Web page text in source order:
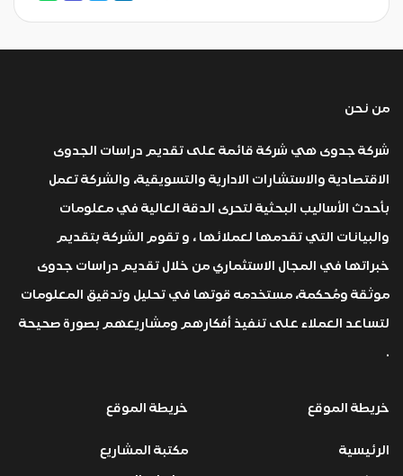
من نحن
شركة جدوى هي شركة قائمة على تقديم دراسات الجدوى
الاقتصادية والاستشارات الادارية والتسويقية، والشركة تعمل
بأحدث الأساليب البحثية لتحرى الدقة العالية في معلومات
والبيانات التي تقدمها لعملائها ، و تقوم الشركة بتقديم
خبراتها في المجال الاستثماري من خلال تقديم دراسات جدوى
موثقة ومُحكمة، مستخدمه قوتها في تحليل وتدقيق المعلومات
لتساعد العملاء على تنفيذ أفكارهم ومشاريعهم بصورة صحيحة
.
خريطة الموقع
الرئيسية
خريطة الموقع
مكتبة المشاريع